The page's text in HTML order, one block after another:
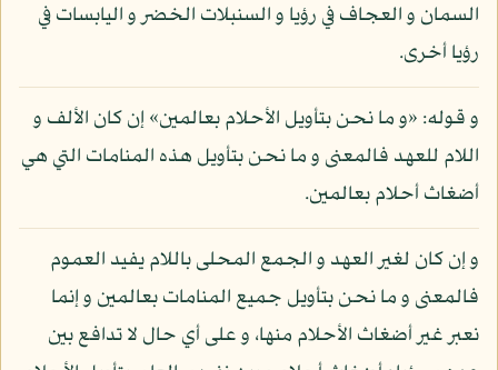
السمان و العجاف في رؤيا و السنبلات الخضر و اليابسات في
رؤيا أخرى.
و قوله: «و ما نحن بتأويل الأحلام بعالمين» إن كان الألف و
اللام للعهد فالمعنى و ما نحن بتأويل هذه المنامات التي هي
أضغاث أحلام بعالمين.
و إن كان لغير العهد و الجمع المحلى باللام يفيد العموم
فالمعنى و ما نحن بتأويل جميع المنامات بعالمين و إنما
نعبر غير أضغاث الأحلام منها، و على أي حال لا تدافع بين